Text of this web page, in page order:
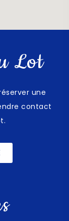
Lot
une
contact